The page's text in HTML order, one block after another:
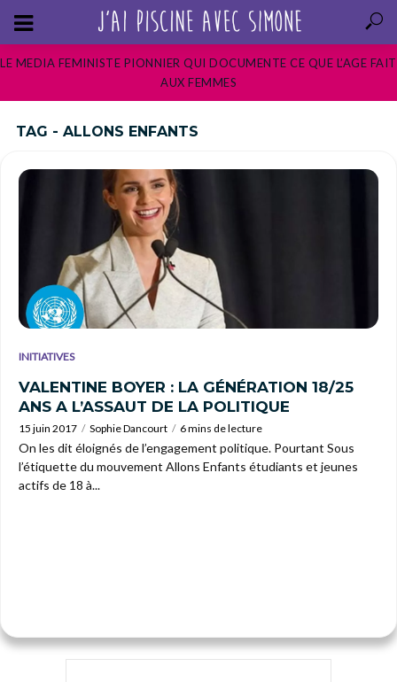
LE MEDIA FEMINISTE PIONNIER QUI DOCUMENTE CE QUE L’AGE FAIT
AUX FEMMES
TAG - ALLONS ENFANTS
INITIATIVES
VALENTINE BOYER : LA GÉNÉRATION 18/25
ANS A L’ASSAUT DE LA POLITIQUE
15 juin 2017 Sophie Dancourt 6 mins de lecture
On les dit éloignés de l’engagement politique. Pourtant Sous
l’étiquette du mouvement Allons Enfants étudiants et jeunes
actifs de 18 à...